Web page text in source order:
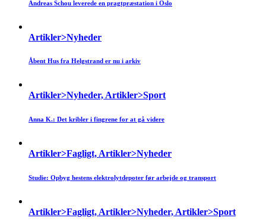
Andreas Schou leverede en pragtpræstation i Oslo
Artikler>Nyheder
Åbent Hus fra Helgstrand er nu i arkiv
Artikler>Nyheder, Artikler>Sport
Anna K.: Det kribler i fingrene for at gå videre
Artikler>Fagligt, Artikler>Nyheder
Studie: Opbyg hestens elektrolytdepoter før arbejde og transport
Artikler>Fagligt, Artikler>Nyheder, Artikler>Sport